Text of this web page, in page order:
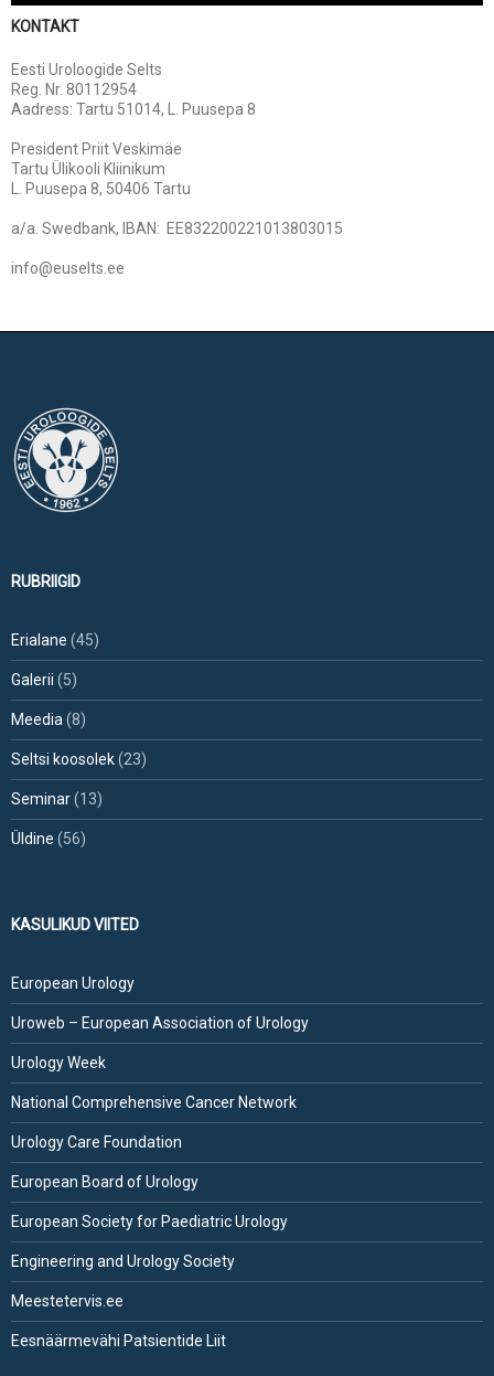
KONTAKT
Eesti Uroloogide Selts
Reg. Nr. 80112954
Aadress: Tartu 51014, L. Puusepa 8
President Priit Veskimäe
Tartu Ülikooli Kliinikum
L. Puusepa 8, 50406 Tartu
a/a. Swedbank, IBAN: EE832200221013803015
info@euselts.ee
RUBRIIGID
Erialane (45)
Galerii (5)
Meedia(8)
Seltsi koosolek(23)
Seminar(13)
Üldine (56)
KASULIKUD VIITED
European Urology
Uroweb – European Association of Urology
Urology Week
National Comprehensive Cancer Network
Urology Care Foundation
European Board of Urology
European Society for Paediatric Urology
Engineering and Urology Society
Meestetervis.ee
Eesnäärmevähi Patsientide Liit